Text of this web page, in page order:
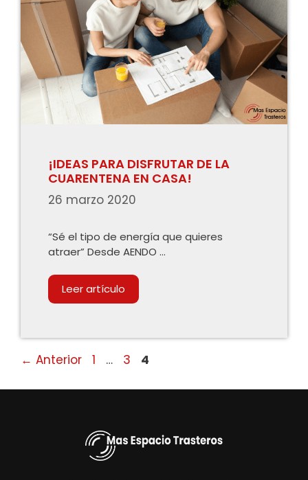
¡IDEAS PARA DISFRUTAR DE LA
CUARENTENA EN CASA!
26 marzo 2020
“Sé el tipo de energía que quieres
atraer” Desde AENDO …
Leer artículo
← Anterior Página
1 … Página
3 Página
4